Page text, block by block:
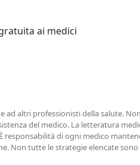
ai medici
altri professionisti della salute.
del medico. La letteratura
di ogni medico
Non tutte le strategie elencate